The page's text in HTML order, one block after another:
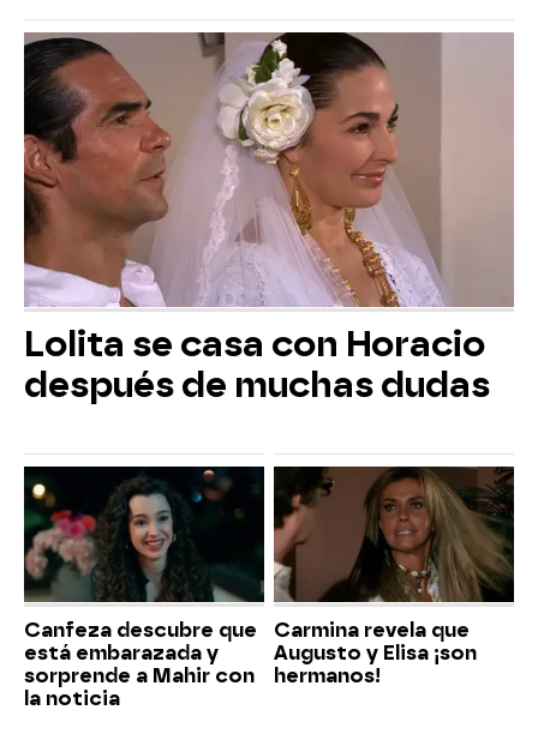
Lolita se casa con Horacio
después de muchas dudas
Canfeza descubre que
está embarazada y
sorprende a Mahir con
la noticia
Carmina revela que
Augusto y Elisa ¡son
hermanos!